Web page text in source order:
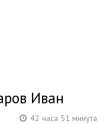
Иван
42 часа 51 минута